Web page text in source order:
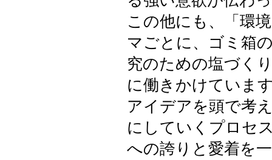
この他にも、「環
マごとに、ゴミ箱
究のための塩づく
に働きかけていま
アイデアを頭で考
にしていくプロセ
への誇りと愛着を